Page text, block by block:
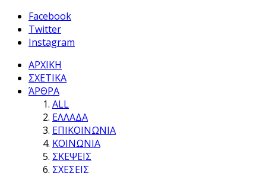
Facebook
Twitter
Instagram
ΑΡΧΙΚΗ
ΣΧΕΤΙΚΑ
ΆΡΘΡΑ
ALL
ΕΛΛΑΔΑ
ΕΠΙΚΟΙΝΩΝΙΑ
ΚΟΙΝΩΝΙΑ
ΣΚΕΨΕΙΣ
ΣΧΕΣΕΙΣ